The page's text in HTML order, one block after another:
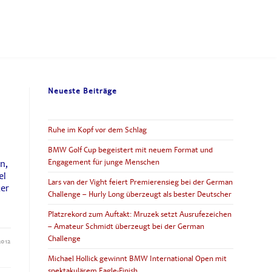
Neueste Beiträge
Ruhe im Kopf vor dem Schlag
BMW Golf Cup begeistert mit neuem Format und
Engagement für junge Menschen
Lars van der Vight feiert Premierensieg bei der German
Challenge – Hurly Long überzeugt als bester Deutscher
Platzrekord zum Auftakt: Mruzek setzt Ausrufezeichen
– Amateur Schmidt überzeugt bei der German
Challenge
Michael Hollick gewinnt BMW International Open mit